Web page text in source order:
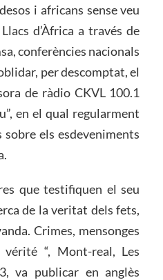
i africans sense veu
d’Àfrica a través de
conferències nacionals
per descomptat, el
de ràdio CKVL 100.1
en el qual regularment
els esdeveniments
que testifiquen el seu
de la veritat dels fets,
Crimes, mensonges
“, Mont-real, Les
va publicar en anglès